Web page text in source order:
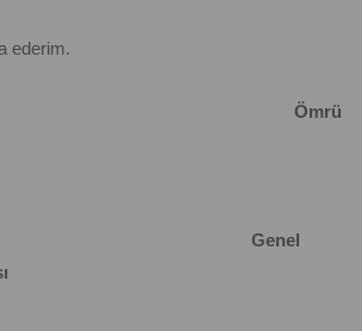
ederim.